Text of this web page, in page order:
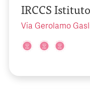
IRCCS
Via Gerolamo